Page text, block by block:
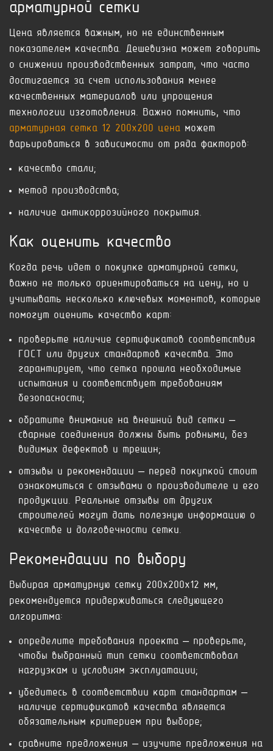
арматурной сетки
Цена является важным, но не единственным
показателем качества. Дешевизна может говорить
о снижении производственных затрат, что часто
достигается за счет использования менее
качественных материалов или упрощения
технологии изготовления. Важно помнить, что
арматурная сетка 12 200х200 цена может
варьироваться в зависимости от ряда факторов:
качество стали;
метод производства;
наличие антикоррозийного покрытия.
Как оценить качество
Когда речь идет о покупке арматурной сетки,
важно не только ориентироваться на цену, но и
учитывать несколько ключевых моментов, которые
помогут оценить качество карт:
проверьте наличие сертификатов соответствия
ГОСТ или других стандартов качества. Это
гарантирует, что сетка прошла необходимые
испытания и соответствует требованиям
безопасности;
обратите внимание на внешний вид сетки –
сварные соединения должны быть ровными, без
видимых дефектов и трещин;
отзывы и рекомендации – перед покупкой стоит
ознакомиться с отзывами о производителе и его
продукции. Реальные отзывы от других
строителей могут дать полезную информацию о
качестве и долговечности сетки.
Рекомендации по выбору
Выбирая арматурную сетку 200x200x12 мм,
рекомендуется придерживаться следующего
алгоритма:
определите требования проекта – проверьте,
чтобы выбранный тип сетки соответствовал
нагрузкам и условиям эксплуатации;
убедитесь в соответствии карт стандартам –
наличие сертификатов качества является
обязательным критерием при выборе;
сравните предложения – изучите предложения на